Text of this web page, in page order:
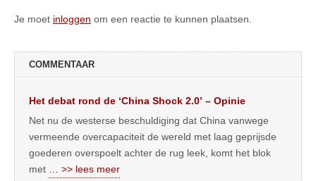
Je moet inloggen om een reactie te kunnen plaatsen.
COMMENTAAR
Het debat rond de ‘China Shock 2.0’ – Opinie
Net nu de westerse beschuldiging dat China vanwege
vermeende overcapaciteit de wereld met laag geprijsde
goederen overspoelt achter de rug leek, komt het blok
met … >> lees meer